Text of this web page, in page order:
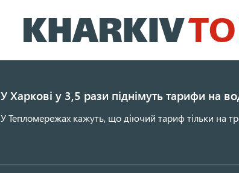
до
основного
У Харкові у 3,5 рази піднімуть тарифи на
У Тепломережах кажуть, що діючий тариф тільки на